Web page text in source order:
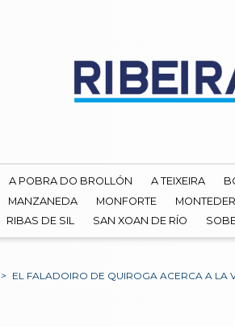
A POBRA DO BROLLÓN A TEIXEIRA
MANZANEDA MONFORTE
RIBAS DE SIL SAN XOAN DE RÍO
> EL FALADOIRO DE QUIROGA ACERCA A LA